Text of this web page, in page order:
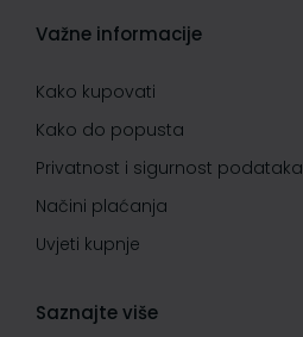
Važne informacije
Kako kupovati
Kako do popusta
Privatnost i sigurnost podataka
Načini plaćanja
Uvjeti kupnje
Saznajte više